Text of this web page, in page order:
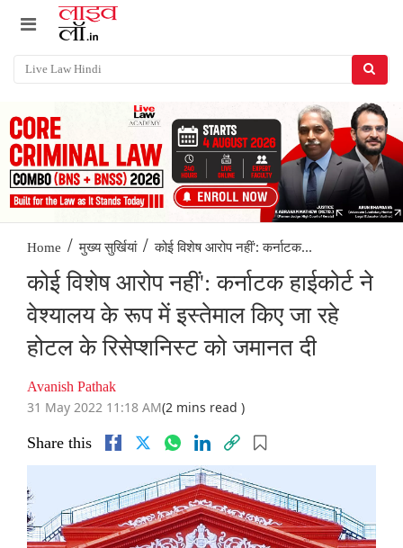
Home / मुख्य सुर्खियां / कोई विशेष आरोप नहीं': कर्नाटक...
कोई विशेष आरोप नहीं': कर्नाटक हाईकोर्ट ने
वेश्यालय के रूप में इस्तेमाल किए जा रहे
होटल के रिसेप्शनिस्ट को जमानत दी
Avanish Pathak
31 May 2022 11:18 AM(2 mins read )
Share this